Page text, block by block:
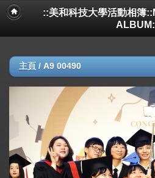
::美和科技大學活動相簿
主頁 / A9 00490